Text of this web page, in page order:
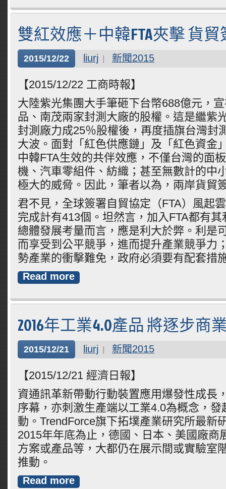
雙紅效應＋中韓FTA夾擊 貨
2015/12/22 liurj 新聞2015
【2015/12/22 工商時報】
大陸紫光集團大手筆砸下台幣688億元，
品、南茂兩家封測大廠的股權。這是繼紫
封測廠力成25％股權後，再度插旗台灣封
大波。面對「紅色供應鏈」及「紅色資金
中韓FTA生效的共伴效應，不僅台灣的面
機、汽車零組件、紡織；甚至無數計的中
極大的威脅。因此，筆者以為，兩岸貨貿
君不見，全球簽署自貿協定（FTA）風起
完成計有413個。坦然言，加入FTA都有
總體發展考量而言，應是利大於弊。利是
而享受到公平競爭，進而提升產業競爭力
勢產業的衝擊難免，政府必須要有配套措
Read more
2016年工業4.0產品 將逐步商
2015/12/21 liurj 新聞2015
【2015/12/21 經濟日報】
資通訊革新帶動行動裝置應用爆發性成長
序幕，亦刺激生產端以工業4.0為概念，發
動。TrendForce旗下拓墣產業研究所最新
2015年年底為止，德國、日本、美國廠商
方案或產品等，大都仍在展示間或實驗室
推動。
Read more